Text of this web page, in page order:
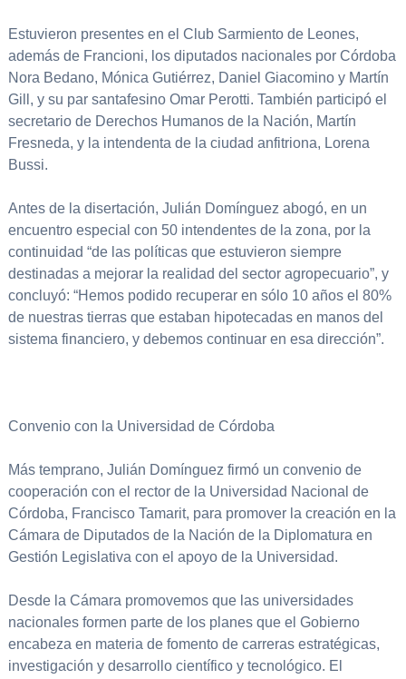
Estuvieron presentes en el Club Sarmiento de Leones,
además de Francioni, los diputados nacionales por Córdoba
Nora Bedano, Mónica Gutiérrez, Daniel Giacomino y Martín
Gill, y su par santafesino Omar Perotti. También participó el
secretario de Derechos Humanos de la Nación, Martín
Fresneda, y la intendenta de la ciudad anfitriona, Lorena
Bussi.
Antes de la disertación, Julián Domínguez abogó, en un
encuentro especial con 50 intendentes de la zona, por la
continuidad “de las políticas que estuvieron siempre
destinadas a mejorar la realidad del sector agropecuario”, y
concluyó: “Hemos podido recuperar en sólo 10 años el 80%
de nuestras tierras que estaban hipotecadas en manos del
sistema financiero, y debemos continuar en esa dirección”.
Convenio con la Universidad de Córdoba
Más temprano, Julián Domínguez firmó un convenio de
cooperación con el rector de la Universidad Nacional de
Córdoba, Francisco Tamarit, para promover la creación en la
Cámara de Diputados de la Nación de la Diplomatura en
Gestión Legislativa con el apoyo de la Universidad.
Desde la Cámara promovemos que las universidades
nacionales formen parte de los planes que el Gobierno
encabeza en materia de fomento de carreras estratégicas,
investigación y desarrollo científico y tecnológico. El